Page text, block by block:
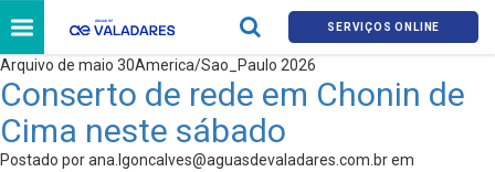
SERVIÇOS ONLINE
Arquivo de maio 30America/Sao_Paulo 2026
Conserto de rede em Chonin de
Cima neste sábado
Postado porana.lgoncalves@aguasdevaladares.com.brem